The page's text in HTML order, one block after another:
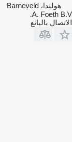
هولندا، Barneveld
A. Foeth B.V.
الاتصال بالبائع